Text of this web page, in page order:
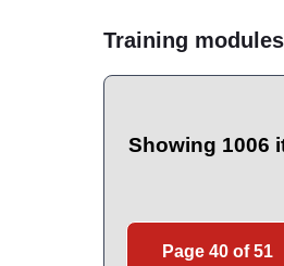
Training modules
Showing 1006
Page 40 of 51